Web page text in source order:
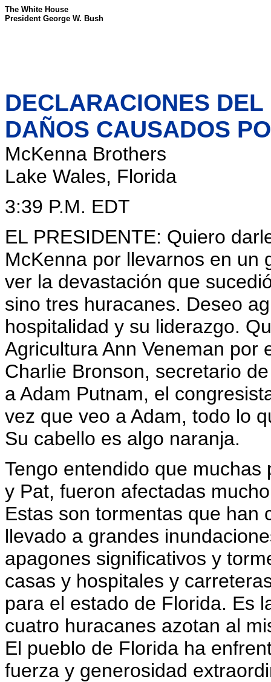
The White House
President George W. Bush
DECLARACIONES
DAÑOS CAUSADOS
McKenna Brothers
Lake Wales, Florida
3:39 P.M. EDT
EL PRESIDENTE: Quiero
McKenna por llevarnos en un
ver la devastación que
sino tres huracanes. Deseo
hospitalidad y su liderazgo.
Agricultura Ann Veneman por
Charlie Bronson, secretario
a Adam Putnam, el
vez que veo a Adam, todo lo
Su cabello es algo naranja.
Tengo entendido que
y Pat, fueron afectadas
Estas son tormentas que han
llevado a grandes
apagones significativos y
casas y hospitales y
para el estado de Florida. Es
cuatro huracanes azotan al
El pueblo de Florida ha
fuerza y generosidad